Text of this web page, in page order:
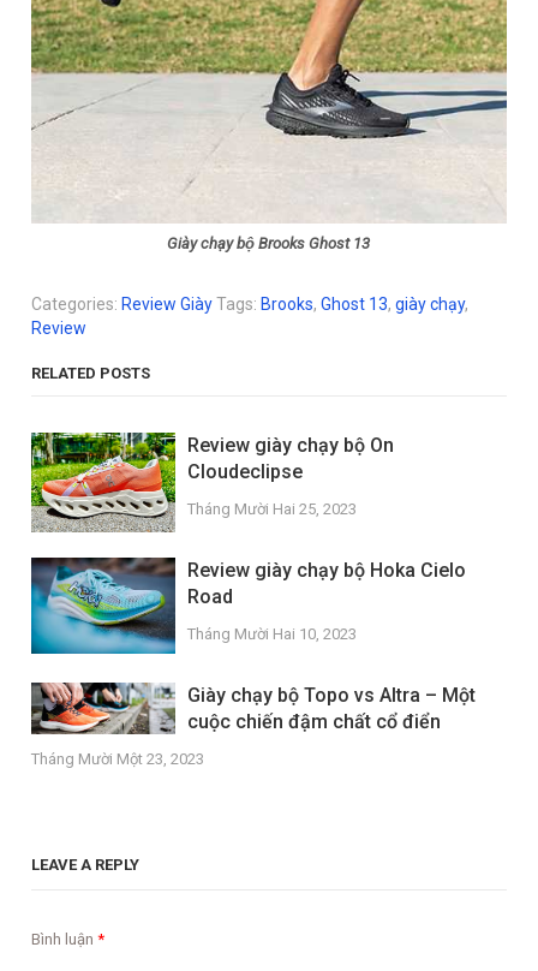
Giày chạy bộ Brooks Ghost 13
Categories: Review GiàyTags: Brooks,Ghost 13,giày chạy,
Review
RELATED POSTS
Review giày chạy bộ On
Cloudeclipse
Tháng Mười Hai 25, 2023
Review giày chạy bộ Hoka Cielo
Road
Tháng Mười Hai 10, 2023
Giày chạy bộ Topo vs Altra – Một
cuộc chiến đậm chất cổ điển
Tháng Mười Một 23, 2023
LEAVE A REPLY
Bình luận*